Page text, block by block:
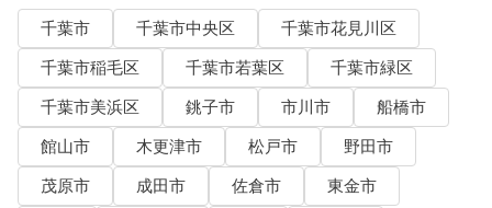
千葉市 千葉市中央区
千葉市花見川区
千葉市稲毛区
千葉市若葉区
千葉市緑区
千葉市美浜区
銚子市 市川市
船橋市
館山市
木更津市 松戸市
野田市
茂原市
成田市 佐倉市
東金市